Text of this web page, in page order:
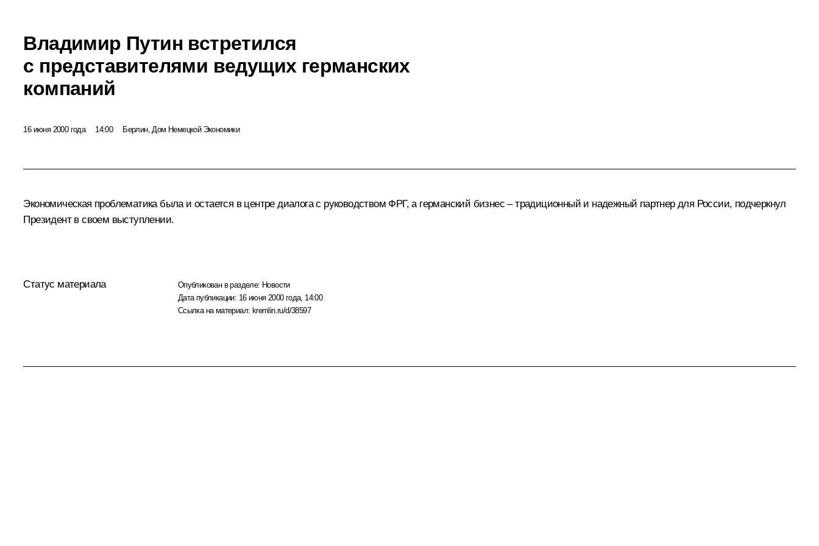
Владимир Путин встретился
с представителями ведущих германских
компаний
16 июня 2000 года 14:00 Берлин, Дом Немецкой Экономики
Экономическая проблематика была и остается в центре диалога с руководством ФРГ, а германский бизнес – традиционный и надежный партнер для России, подчеркнул
Президент в своем выступлении.
Статус материала Опубликован в разделе: Новости
Дата публикации: 16 июня 2000 года, 14:00
Ссылка на материал: kremlin.ru/d/38597